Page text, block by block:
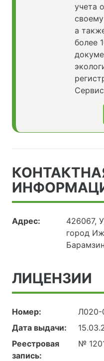
учета
а
более
Адрес:
426067,
город
ЛИЦЕНЗИИ
Номер:
Л020-
Дата выдачи:
Реестровая
запись:
№